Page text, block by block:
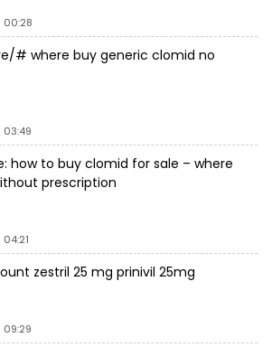
00:28
# where buy generic clomid no
03:49
how to buy clomid for sale – where
prescription
zestril 25 mg prinivil 25mg
09:29